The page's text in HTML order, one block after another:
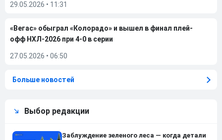
29.05.2026 • 11:31
«Вегас» обыграл «Колорадо» и вышел в финал плей-
офф НХЛ-2026 при 4-0 в серии
27.05.2026 • 06:50
Больше новостей
Выбор редакции
Заблуждение зеленого леса — когда детали